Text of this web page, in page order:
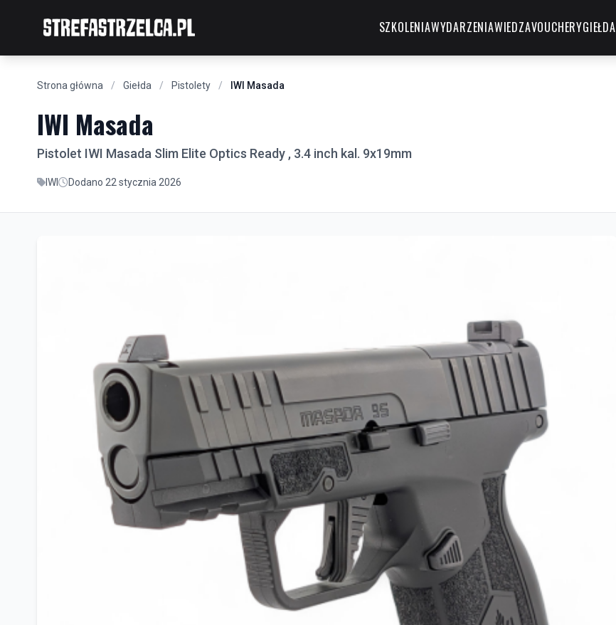
SZKOLENIAWYDARZENIAWIEDZAVOUCHERYGIEŁDA
Strona główna / Giełda / Pistolety / IWI Masada
IWI Masada
Pistolet IWI Masada Slim Elite Optics Ready , 3.4 inch kal. 9x19mm
IWI Dodano 22 stycznia 2026